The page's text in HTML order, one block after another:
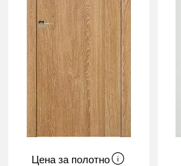
Цена за полотно